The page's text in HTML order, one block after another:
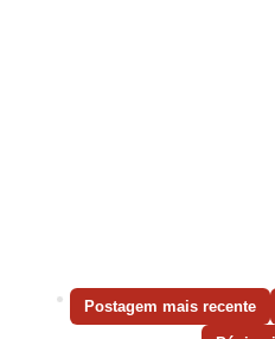
Postagem mais recente